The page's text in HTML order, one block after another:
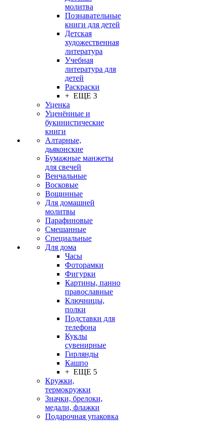
молитва
Познавательные
книги для детей
Детская
художественная
литература
Учебная
литература для
детей
Раскраски
+ ЕЩЕ 3
Уценка
Уценённые и
букинистические
книги
Алтарные,
дьяконские
Бумажные манжеты
для свечей
Венчальные
Восковые
Вощинные
Для домашней
молитвы
Парафиновые
Смешанные
Специальные
Для дома
Часы
Фоторамки
Фигурки
Картины, панно
православные
Ключницы,
полки
Подставки для
телефона
Куклы
сувенирные
Гирлянды
Кашпо
+ ЕЩЕ 5
Кружки,
термокружки
Значки, брелоки,
медали, флажки
Подарочная упаковка